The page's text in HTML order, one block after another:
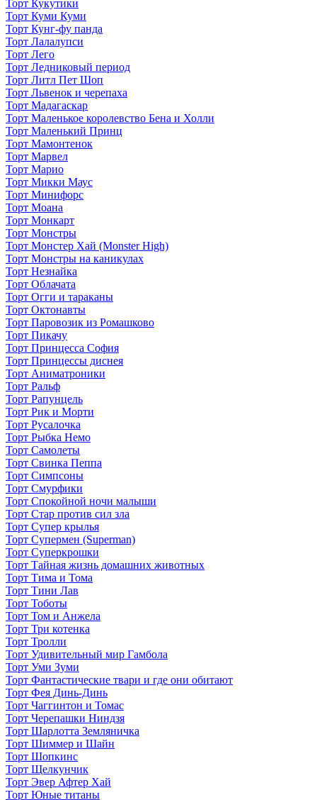
Торт Кукутики
Торт Куми Куми
Торт Кунг-фу панда
Торт Лалалупси
Торт Лего
Торт Ледниковый период
Торт Литл Пет Шоп
Торт Львенок и черепаха
Торт Мадагаскар
Торт Маленькое королевство Бена и Холли
Торт Маленький Принц
Торт Мамонтенок
Торт Марвел
Торт Марио
Торт Микки Маус
Торт Минифорс
Торт Моана
Торт Монкарт
Торт Монстры
Торт Монстер Хай (Monster High)
Торт Монстры на каникулах
Торт Незнайка
Торт Облачата
Торт Огги и тараканы
Торт Октонавты
Торт Паровозик из Ромашково
Торт Пикачу
Торт Принцесса София
Торт Принцессы диснея
Торт Аниматроники
Торт Ральф
Торт Рапунцель
Торт Рик и Морти
Торт Русалочка
Торт Рыбка Немо
Торт Самолеты
Торт Свинка Пеппа
Торт Симпсоны
Торт Смурфики
Торт Спокойной ночи малыши
Торт Стар против сил зла
Торт Супер крылья
Торт Супермен (Superman)
Торт Суперкрошки
Торт Тайная жизнь домашних животных
Торт Тима и Тома
Торт Тини Лав
Торт Тоботы
Торт Том и Анжела
Торт Три котенка
Торт Тролли
Торт Удивительный мир Гамбола
Торт Уми Зуми
Торт Фантастические твари и где они обитают
Торт Фея Динь-Динь
Торт Чаггинтон и Томас
Торт Черепашки Ниндзя
Торт Шарлотта Земляничка
Торт Шиммер и Шайн
Торт Шопкинс
Торт Щелкунчик
Торт Эвер Афтер Хай
Торт Юные титаны